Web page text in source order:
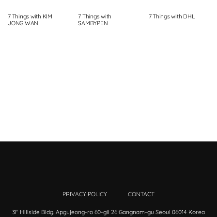
7 Things with KIM
JONG WAN
7 Things with
SAMBYPEN
7 Things with DHL
PRIVACY POLICY CONTACT
3F Hillside Bldg. Apgujeong-ro 60-gil 26 Gangnam-gu Seoul 06014 Korea